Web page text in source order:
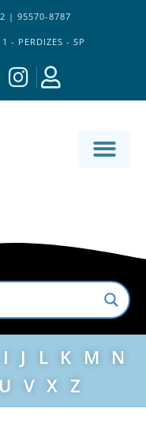
| 95570-8787
- PERDIZES - SP
I J L K M N
U V X Z